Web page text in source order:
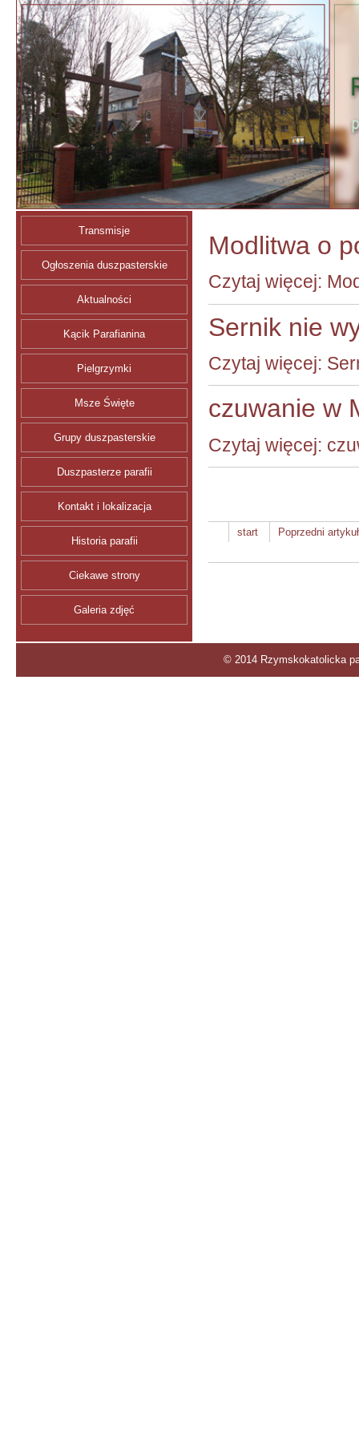
Transmisje
Ogłoszenia duszpasterskie
Aktualności
Kącik Parafianina
Pielgrzymki
Msze Święte
Grupy duszpasterskie
Duszpasterze parafii
Kontakt i lokalizacja
Historia parafii
Ciekawe strony
Galeria zdjęć
Modlitwa o
Czytaj więcej:
Sernik nie
Czytaj więcej:
czuwanie w
Czytaj więcej:
start Poprzedni artykuł
© 2014 Rzymskokatolicka